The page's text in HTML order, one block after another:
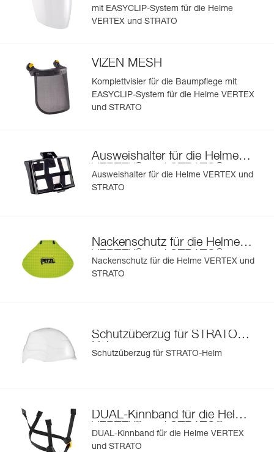
Befestigungssystem, um das Anbringen zu erleichtern,
- Petzl-Stirnlampe mit Befestigungssystem oder
Farbspritzern zu schützen,
- Nackenschutz, um den Nacken vor Regen und
Sonnenstrahlen zu schützen,
- Ausweishalter, um den Benutzer schnell identifizieren zu
können,
orange.
Sehen Sie sich die Geschichte eines Produkts ab dem
Herstellungsdatum an.
mit EASYCLIP-System für die Helme
VERTEX und STRATO
VIZEN MESH
Komplettvisier für die Baumpflege mit
EASYCLIP-System für die Helme VERTEX
und STRATO
Ausweishalter für die Helme
VERTEX
und STRATO
Ausweishalter für die Helme VERTEX und
STRATO
Nackenschutz für die Helme
VERTEX
und STRATO
Nackenschutz für die Helme VERTEX und
STRATO
Schutzüberzug für STRATO
-
Helm
Schutzüberzug für STRATO-Helm
DUAL-Kinnband für die Helme
VERTEX
und STRATO
DUAL-Kinnband für die Helme VERTEX
und STRATO